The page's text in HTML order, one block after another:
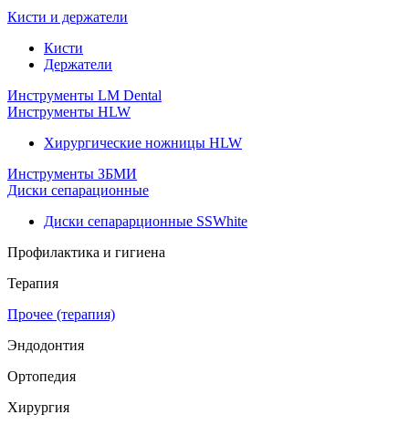
Кисти и держатели
Кисти
Держатели
Инструменты LM Dental
Инструменты HLW
Хирургические ножницы HLW
Инструменты ЗБМИ
Диски сепарационные
Диски сепарарционные SSWhite
Профилактика и гигиена
Терапия
Прочее (терапия)
Эндодонтия
Ортопедия
Хирургия